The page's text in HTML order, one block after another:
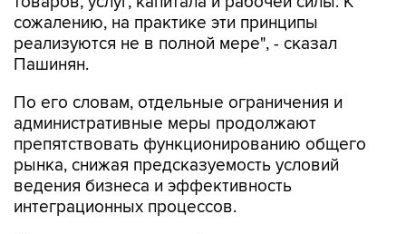
сожалению, на практике эти принципы
реализуются не в полной мере", - сказал
Пашинян.
По его словам, отдельные ограничения и
административные меры продолжают
препятствовать функционированию общего
рынка, снижая предсказуемость условий
ведения бизнеса и эффективность
интеграционных процессов.